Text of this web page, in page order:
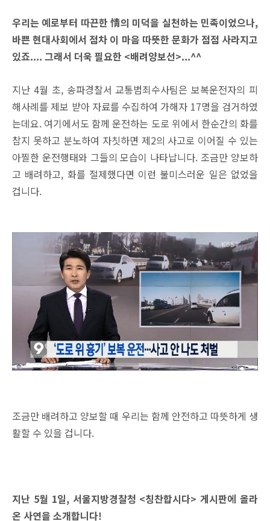
우리는 예로부터 따끈한 情의 미덕을 실천하는 민족이었으나,
바쁜 현대사회에서 점차 이 마음 따뜻한 문화가 점점 사라지고
있죠.... 그래서 더욱 필요한 <배려양보선>...^^
지난 4월 초, 송파경찰서 교통범죄수사팀은 보복운전자의 피
해사례를 제보 받아 자료를 수집하여 가해자 17명을 검거하였
는데요. 여기에서도 함께 운전하는 도로 위에서 한순간의 화를
참지 못하고 분노하여 자칫하면 제2의 사고로 이어질 수 있는
아찔한 운전행태와 그들의 모습이 나타납니다. 조금만 양보하
고 배려하고, 화를 절제했다면 이런 불미스러운 일은 없었을
겁니다.
조금만 배려하고 양보할 때 우리는 함께 안전하고 따뜻하게 생
활할 수 있을 겁니다.
지난 5월 1일, 서울지방경찰청 <칭찬합시다> 게시판에 올라
온 사연을 소개합니다!